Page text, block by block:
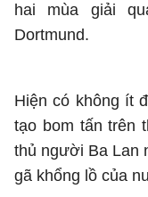
hai mùa giải
Dortmund.
Hiện có không ít
tạo bom tấn trên
thủ người Ba Lan
gã khổng lồ của